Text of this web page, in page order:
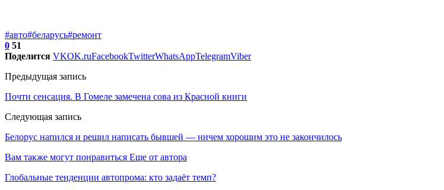
#авто#беларусь#ремонт
0 51
Поделится VKOK.ruFacebookTwitterWhatsAppTelegramViber
Предыдущая запись
Почти сенсация. В Гомеле замечена сова из Красной книги
Следующая запись
Белорус напился и решил написать бывшей — ничем хорошим это не закончилось
Вам также могут понравиться Еще от автора
Глобальные тенденции автопрома: кто задаёт темп?